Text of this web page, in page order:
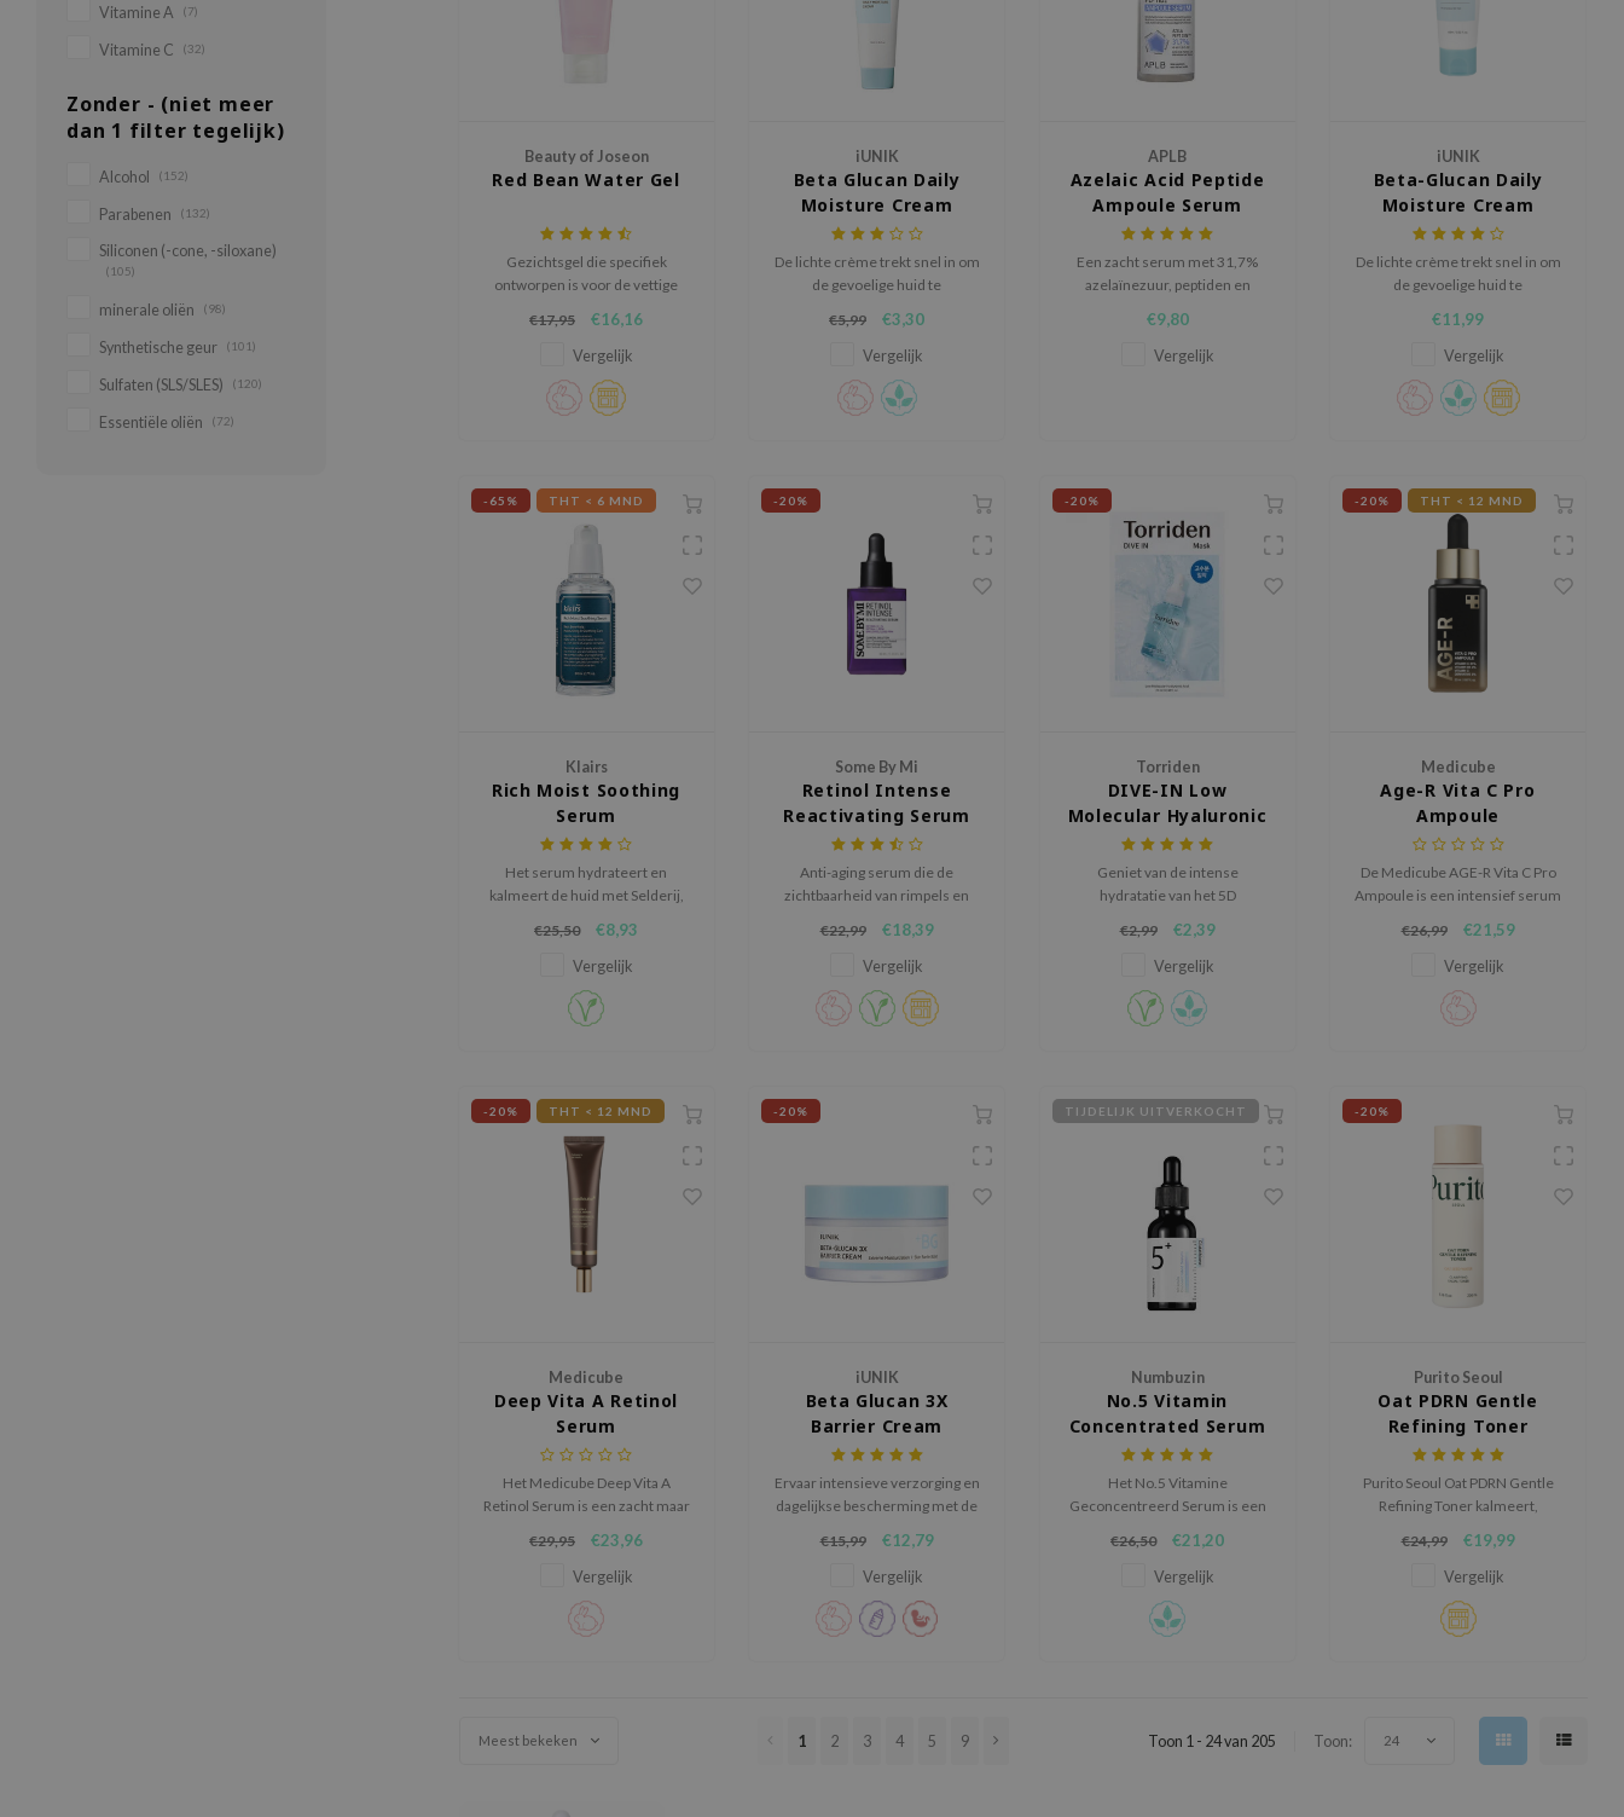
Vitamine A (7)
Vitamine C (32)
Zonder - (niet meer
dan 1 filter tegelijk)
Alcohol (152)
Parabenen (132)
Siliconen (-cone, -siloxane)
(105)
minerale oliën (98)
Synthetische geur (101)
Sulfaten (SLS/SLES) (120)
Essentiële oliën (72)
Beauty of Joseon
Red Bean Water Gel
Gezichtsgel die specifiek
ontworpen is voor de vettige
€17,95 €16,16
Vergelijk
iUNIK
Beta Glucan Daily
Moisture Cream
Miniature
De lichte crème trekt snel in om
de gevoelige huid te
beschermen.
€5,99 €3,30
Vergelijk
APLB
Azelaic Acid Peptide
Ampoule Serum
Een zacht serum met 31,7%
azelaïnezuur, peptiden en
verfijnt en doffe huid vernieuwt​
.
€9,80
Vergelijk
iUNIK
Beta-Glucan Daily
Moisture Cream
De lichte crème trekt snel in om
de gevoelige huid te
beschermen.
€11,99
Vergelijk
-65% THT < 6 MND
Klairs
Rich Moist Soothing
Serum
Het serum hydrateert en
kalmeert de huid met Selderij,
€25,50 €8,93
Vergelijk
-20%
Some By Mi
Retinol Intense
Reactivating Serum
Anti-aging serum die de
zichtbaarheid van rimpels en
beschadigde huid herstelt.
Verstevigt en revitaliseert de
huid en laat het zacht
aanvoelen.
€22,99 €18,39
Vergelijk
-20%
Torriden
DIVE-IN Low
Molecular Hyaluronic
Acid Mask Pack
Geniet van de intense
hydratatie van het 5D
Torriden - DIVE-IN Low
Molecular Hyaluronic Acid
Mask Pack.
€2,99 €2,39
Vergelijk
-20% THT < 12 MND
Medicube
Age-R Vita C Pro
Ampoule
De Medicube AGE-R Vita C Pro
Ampoule is een intensief serum
en pigmentvlekken helpt
verminderen.
€26,99 €21,59
Vergelijk
-20% THT < 12 MND
Medicube
Deep Vita A Retinol
Serum
Het Medicube Deep Vita A
Retinol Serum is een zacht maar
een gladdere, egale en
stralende huid te krijgen zonder
irritatie.
€29,95 €23,96
Vergelijk
-20%
iUNIK
Beta Glucan 3X
Barrier Cream
Ervaar intensieve verzorging en
dagelijkse bescherming met de
Cream, een rijke maar luchtige
crème die de huidbarrière
versterkt en langdurig
hydrateert.
€15,99 €12,79
Vergelijk
TIJDELIJK UITVERKOCHT
Numbuzin
No.5 Vitamin
Concentrated Serum
Het No.5 Vitamine
Geconcentreerd Serum is een
verheldert, hyperpigmentatie
vermindert en hydrateert.
€26,50 €21,20
Vergelijk
-20%
Purito Seoul
Oat PDRN Gentle
Refining Toner
Purito Seoul Oat PDRN Gentle
Refining Toner kalmeert,
huidbarrière voor een frisse,
zachte en gezonde uitstraling.
€24,99 €19,99
Vergelijk
Meest bekeken 1 2 3 4 5 9 Toon 1 - 24 van 205 Toon: 24